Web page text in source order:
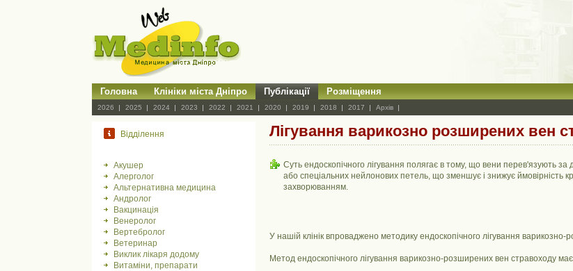
Головна Клініки міста Дніпро Публікації Розміщення
2026 2025 2024 2023 2022 2021 2020 2019 2018 2017 Архів
Відділення
Акушер
Алерголог
Альтернативна медицина
Андролог
Вакцинація
Венеролог
Вертебролог
Ветеринар
Виклик лікаря додому
Витаміни, препарати
Лігування варикозно розширених вен
Суть ендоскопічного лігування полягає в тому, що вени перев'язують
або спеціальних нейлонових петель, що зменшує і знижує ймовірність
захворюванням.
У нашій клінік впроваджено методику ендоскопічного лігування
Метод ендоскопічного лігування варикозно-розширених вен стравоходу